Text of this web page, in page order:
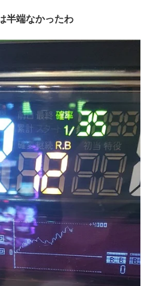
半端なかったわ